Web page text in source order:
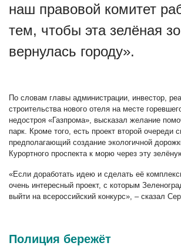
наш правовой комитет
тем, чтобы эта зелёная
вернулась городу».
По словам главы администрации, инвестор,
строительства нового отеля на месте
недостроя «Газпрома», высказал желание
парк. Кроме того, есть проект второй очереди
предполагающий создание экологичной
Курортного проспекта к морю через эту
«Если доработать идею и сделать её
очень интересный проект, с которым
выйти на всероссийский конкурс», – сказал
Полиция бережёт